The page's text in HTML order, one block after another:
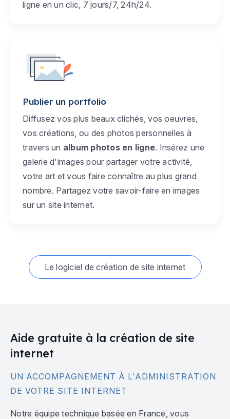
ligne en un clic, 7 jours/7, 24h/24.
Publier un portfolio
Diffusez vos plus beaux clichés, vos oeuvres,
vos créations, ou des photos personnelles à
travers un album photos en ligne. Insérez une
galerie d'images pour partager votre activité,
votre art et vous faire connaître au plus grand
nombre. Partagez votre savoir-faire en images
sur un site internet.
Le logiciel de création de site internet
Aide gratuite à la création de site
internet
UN ACCOMPAGNEMENT À L'ADMINISTRATION
DE VOTRE SITE INTERNET
Notre équipe technique basée en France, vous